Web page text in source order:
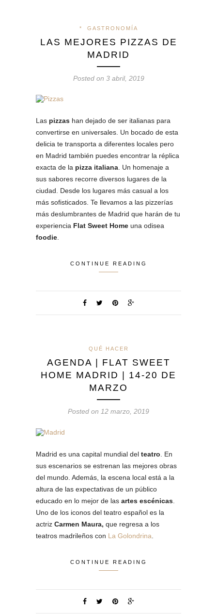
* GASTRONOMÍA
LAS MEJORES PIZZAS DE
MADRID
Posted on 3 abril, 2019
Las pizzas han dejado de ser italianas para
convertirse en universales. Un bocado de esta
delicia te transporta a diferentes locales pero
en Madrid también puedes encontrar la réplica
exacta de la pizza italiana. Un homenaje a
sus sabores recorre diversos lugares de la
ciudad. Desde los lugares más casual a los
más sofisticados. Te llevamos a las pizzerías
más deslumbrantes de Madrid que harán de tu
experiencia Flat Sweet Home una odisea
foodie.
CONTINUE READING
QUÉ HACER
AGENDA | FLAT SWEET
HOME MADRID | 14-20 DE
MARZO
Posted on 12 marzo, 2019
Madrid es una capital mundial del teatro . En
sus escenarios se estrenan las mejores obras
del mundo. Además, la escena local está a la
altura de las expectativas de un público
educado en lo mejor de las artes escénicas
Uno de los iconos del teatro español es la
actriz Carmen Maura, que regresa a los
teatros madrileños con La Golondrina
CONTINUE READING